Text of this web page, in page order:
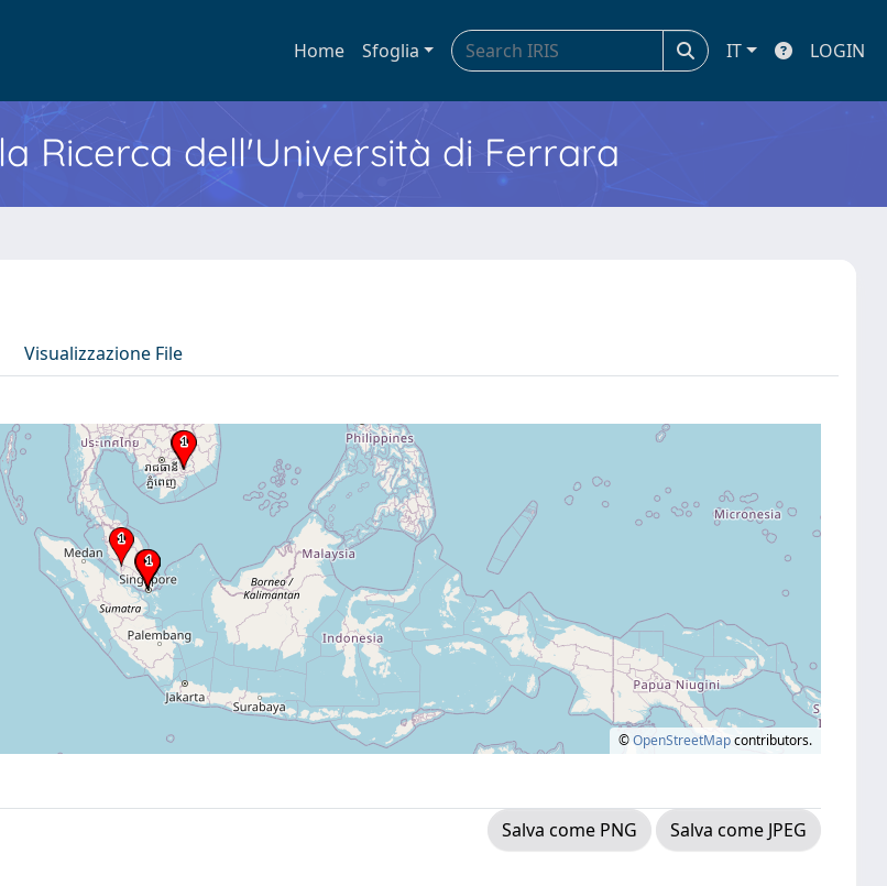
Home Sfoglia IT LOGIN
Ricerca dell'Università di Ferrara
Visualizzazione File
©OpenStreetMapcontributors.
Salva come PNG
Salva come JPEG